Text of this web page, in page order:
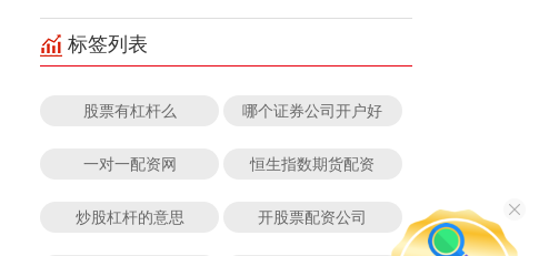
标签列表
股票有杠杆么 哪个证券公司开户好
一对一配资网 恒生指数期货配资
炒股杠杆的意思 开股票配资公司